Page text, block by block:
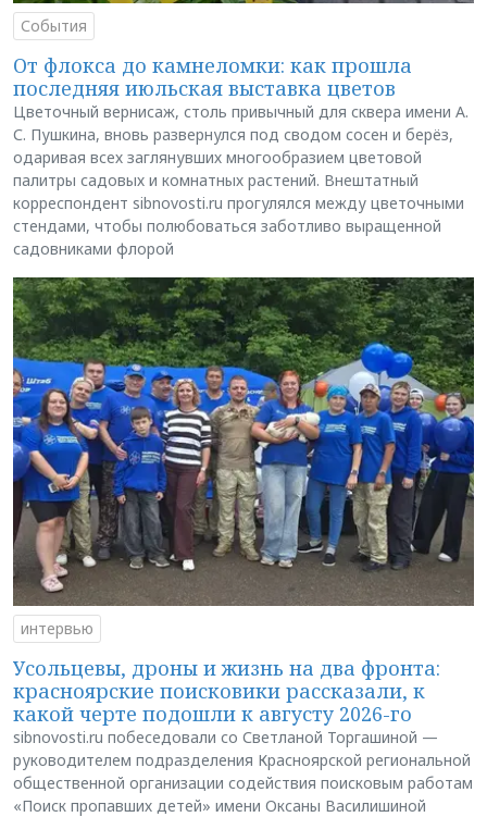
События
От флокса до камнеломки: как прошла
последняя июльская выставка цветов
Цветочный вернисаж, столь привычный для сквера имени А.
С. Пушкина, вновь развернулся под сводом сосен и берёз,
одаривая всех заглянувших многообразием цветовой
палитры садовых и комнатных растений. Внештатный
корреспондент sibnovosti.ru прогулялся между цветочными
стендами, чтобы полюбоваться заботливо выращенной
садовниками флорой
интервью
Усольцевы, дроны и жизнь на два фронта:
красноярские поисковики рассказали, к
какой черте подошли к августу 2026-го
sibnovosti.ru побеседовали со Светланой Торгашиной —
руководителем подразделения Красноярской региональной
общественной организации содействия поисковым работам
«Поиск пропавших детей» имени Оксаны Василишиной